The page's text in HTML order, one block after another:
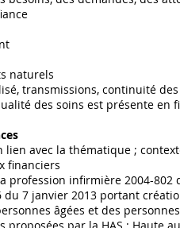
naturels
transmissions, continuité
des soins est présente
lien avec la thématique ;
financiers
profession infirmière 2004-802
du 7 janvier 2013 portant
âgées et des